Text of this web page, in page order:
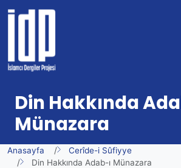
Din Hakkında
Münazara
Anasayfa
Cerîde-i Sûfiyye
Din Hakkında Adab-ı Münazara